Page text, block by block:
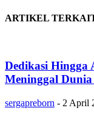
ARTIKEL
Dedikasi Hingga
Meninggal
sergapreborn - 2 April